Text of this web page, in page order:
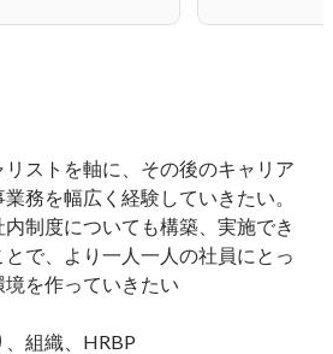
ストを軸に、その後のキャリア
務を幅広く経験していきたい。
内制度についても構築、実施でき
とで、より一人一人の社員にとっ
を作っていきたい
組織、HRBP